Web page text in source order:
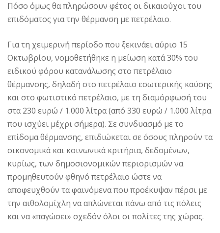
Πόσο όμως θα πληρώσουν φέτος οι δικαιούχοι του
επιδόματος για την θέρμανση με πετρέλαιο.
Για τη χειμερινή περίοδο που ξεκινάει αύριο 15
Οκτωβρίου, νομοθετήθηκε η μείωση κατά 30% του
ειδικού φόρου κατανάλωσης στο πετρέλαιο
θέρμανσης, δηλαδή στο πετρέλαιο εσωτερικής καύσης
και στο φωτιστικό πετρέλαιο, με τη διαμόρφωσή του
στα 230 ευρώ / 1.000 λίτρα (από 330 ευρώ / 1.000 λίτρα
που ισχύει μέχρι σήμερα). Σε συνδυασμό με το
επίδομα θέρμανσης, επιδιώκεται σε όσους πληρούν τα
οικονομικά και κοινωνικά κριτήρια, δεδομένων,
κυρίως, των δημοσιονομικών περιορισμών να
προμηθευτούν φθηνό πετρέλαιο ώστε να
αποφευχθούν τα φαινόμενα που προέκυψαν πέρσι με
την αιθολομίχλη να απλώνεται πάνω από τις πόλεις
και να «παγώσει» σχεδόν όλοι οι πολίτες της χώρας.